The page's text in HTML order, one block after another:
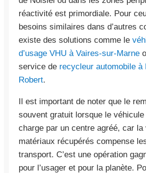
réactivité est primordiale. Pour
besoins similaires dans d’autres
existe des solutions comme le
d’usage VHU à Vaires-sur-Marne
service de recycleur automobile à
Robert.
Il est important de noter que le
souvent gratuit lorsque le
charge par un centre agréé, car la
matériaux récupérés compense
transport. C’est une opération
pour l’usager et pour la planète.